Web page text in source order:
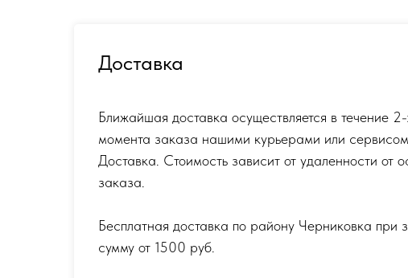
Доставка
Ближайшая доставка осуществляется в течение
момента заказа нашими курьерами или
Доставка. Стоимость зависит от удаленности от
заказа.
Бесплатная доставка по району Черниковка при
сумму от 1500 руб.